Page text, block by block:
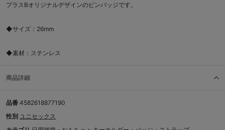
プラスBオリジナルデザインのピンバッジです。
◆サイズ：26mm
◆素材：ステンレス
商品詳細
品番 4582618877190
性別 ユニセックス